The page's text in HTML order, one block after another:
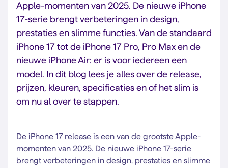
Apple-momenten van 2025. De nieuwe iPhone
17-serie brengt verbeteringen in design,
prestaties en slimme functies. Van de standaard
iPhone 17 tot de iPhone 17 Pro, Pro Max en de
nieuwe iPhone Air: er is voor iedereen een
model. In dit blog lees je alles over de release,
prijzen, kleuren, specificaties en of het slim is
om nu al over te stappen.
De iPhone 17 release is een van de grootste Apple-
momenten van 2025. De nieuwe iPhone 17-serie
brengt verbeteringen in design, prestaties en slimme